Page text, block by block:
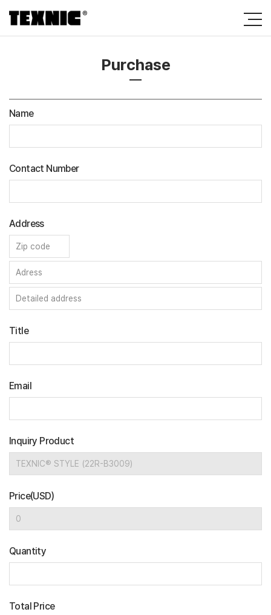
Purchase
Name
Contact Number
Address
Title
Email
Inquiry Product
Price(USD)
Quantity
Total Price